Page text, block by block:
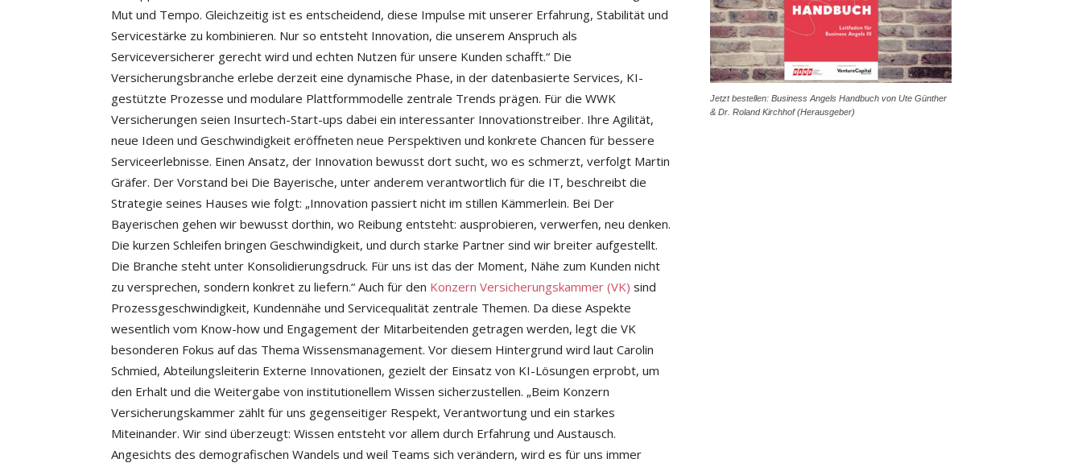
Mut und Tempo. Gleichzeitig ist es entscheidend, diese Impulse mit unserer Erfahrung, Stabilität und
Servicestärke zu kombinieren. Nur so entsteht Innovation, die unserem Anspruch als
Serviceversicherer gerecht wird und echten Nutzen für unsere Kunden schafft.“ Die
Versicherungsbranche erlebe derzeit eine dynamische Phase, in der datenbasierte Services, KI-
gestützte Prozesse und modulare Plattformmodelle zentrale Trends prägen. Für die WWK
Versicherungen seien Insurtech-Start-ups dabei ein interessanter Innovationstreiber. Ihre Agilität,
neue Ideen und Geschwindigkeit eröffneten neue Perspektiven und konkrete Chancen für bessere
Serviceerlebnisse. Einen Ansatz, der Innovation bewusst dort sucht, wo es schmerzt, verfolgt Martin
Gräfer. Der Vorstand bei Die Bayerische, unter anderem verantwortlich für die IT, beschreibt die
Strategie seines Hauses wie folgt: „Innovation passiert nicht im stillen Kämmerlein. Bei Der
Bayerischen gehen wir bewusst dorthin, wo Reibung entsteht: ausprobieren, verwerfen, neu denken.
Die kurzen Schleifen bringen Geschwindigkeit, und durch starke Partner sind wir breiter aufgestellt.
Die Branche steht unter Konsolidierungsdruck. Für uns ist das der Moment, Nähe zum Kunden nicht
zu versprechen, sondern konkret zu liefern.“ Auch für den Konzern Versicherungskammer (VK) sind
Prozessgeschwindigkeit, Kundennähe und Servicequalität zentrale Themen. Da diese Aspekte
wesentlich vom Know-how und Engagement der Mitarbeitenden getragen werden, legt die VK
besonderen Fokus auf das Thema Wissensmanagement. Vor diesem Hintergrund wird laut Carolin
Schmied, Abteilungsleiterin Externe Innovationen, gezielt der Einsatz von KI-Lösungen erprobt, um
den Erhalt und die Weitergabe von institutionellem Wissen sicherzustellen. „Beim Konzern
Versicherungskammer zählt für uns gegenseitiger Respekt, Verantwortung und ein starkes
Miteinander. Wir sind überzeugt: Wissen entsteht vor allem durch Erfahrung und Austausch.
Angesichts des demografischen Wandels und weil Teams sich verändern, wird es für uns immer
Jetzt bestellen: Business Angels Handbuch von Ute Günther
& Dr. Roland Kirchhof (Herausgeber)